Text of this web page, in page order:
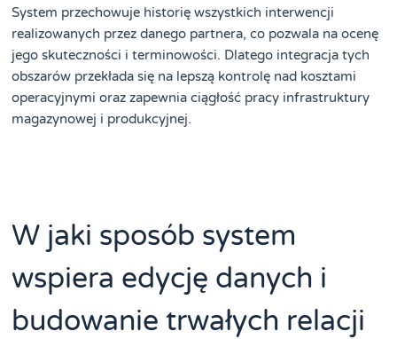
System przechowuje historię wszystkich interwencji
realizowanych przez danego partnera, co pozwala na ocenę
jego skuteczności i terminowości. Dlatego integracja tych
obszarów przekłada się na lepszą kontrolę nad kosztami
operacyjnymi oraz zapewnia ciągłość pracy infrastruktury
magazynowej i produkcyjnej.
W jaki sposób system
wspiera edycję danych i
budowanie trwałych relacji